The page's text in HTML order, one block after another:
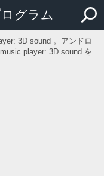
グラム
3D sound 。アンドロ
player: 3D sound を